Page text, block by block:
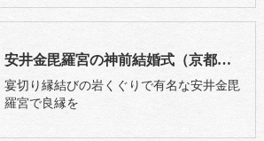
安井金毘羅宮の神前結婚式（京都市東山区）
宴切り縁結びの岩くぐりで有名な安井金毘
羅宮で良縁を